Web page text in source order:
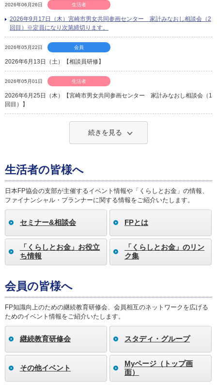
2026年06月26日 生活者
2026年9月17日（木）宮崎市男女共同参画センター 家計みなおし相談会（2
回目）※定員になり次第締切ります。
2026年05月22日 会員
2026年6月13日（土）【相談員研修】
2026年05月01日 生活者
2026年6月25日（木）【宮崎市男女共同参画センター 家計みなおし相談会（1
回目）】
続きを見る
生活者の皆様へ
日本FP協会の支部が主催するイベント情報や「くらしとお金」の情報、
ファイナンシャル・プランナーに関する情報をご紹介いたします。
セミナー&相談会 FPとは
「くらしとお金」お役立
ち情報
「くらしとお金」のリン
ク集
会員の皆様へ
FP知識向上のための継続教育研修会、会員相互のネットワークを広げる
ためのイベント情報をご紹介いたします。
継続教育研修会 スタディ・グループ
その他イベント
Myページ（トップ画
面）